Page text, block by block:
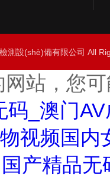
檢測設(shè)備有限公司
站，您
码_澳门
视频国
产精品